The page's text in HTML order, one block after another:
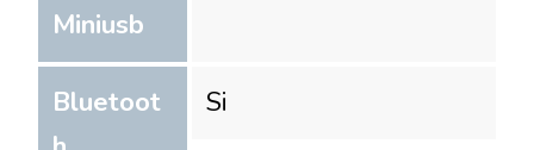
Miniusb
Bluetoot
Si